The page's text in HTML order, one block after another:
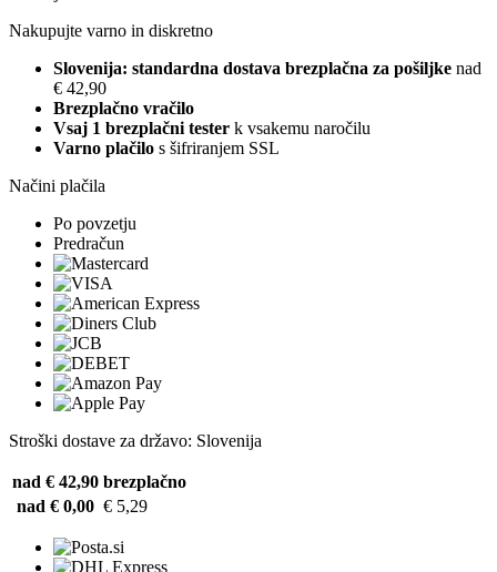
Nakupujte varno in diskretno
Slovenija: standardna dostava brezplačna za pošiljke nad
€ 42,90
Brezplačno vračilo
Vsaj 1 brezplačni tester k vsakemu naročilu
Varno plačilo s šifriranjem SSL
Načini plačila
Po povzetju
Predračun
Stroški dostave za državo: Slovenija
nad € 42,90 brezplačno
nad € 0,00 € 5,29